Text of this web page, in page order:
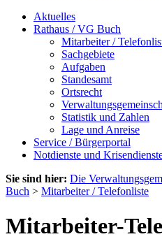
Aktuelles
Rathaus / VG Buch
Mitarbeiter /
Sachgebiete
Aufgaben
Standesamt
Ortsrecht
Statistik und Zahlen
Lage und Anreise
Service / Bürgerportal
Notdienste und
Sie sind hier: Die
Buch > Mitarbeiter / Telefonliste
Mitarbeiter-